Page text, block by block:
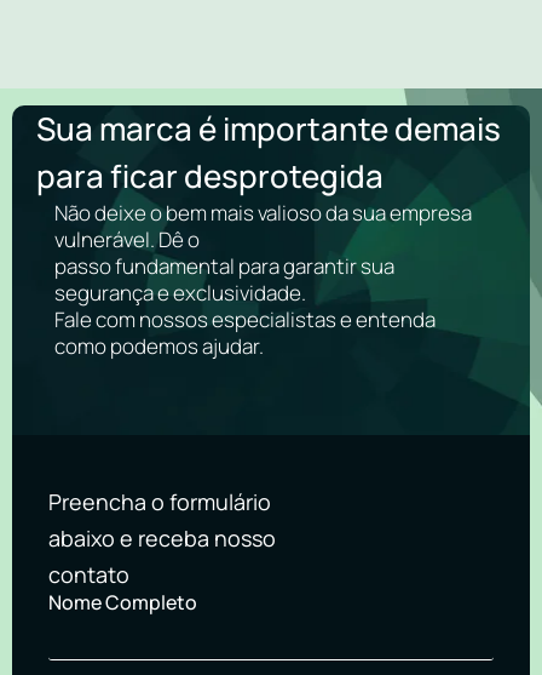
Sua marca é importante demais
para ficar desprotegida
Não deixe o bem mais valioso da sua empresa
vulnerável. Dê o
passo fundamental para garantir sua
segurança e exclusividade.
Fale com nossos especialistas e entenda
como podemos ajudar.
Preencha o formulário
abaixo e receba nosso
contato
Nome Completo